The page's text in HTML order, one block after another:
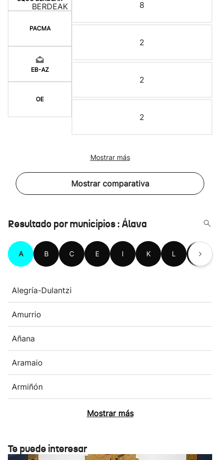
PACMA
EB-AZ
OE
8
2
2
2
Mostrar más
Mostrar comparativa
Resultado por municipios : Álava
A B C E I K L M
Alegría-Dulantzi
Amurrio
Añana
Aramaio
Armiñón
Mostrar más
Te puede interesar